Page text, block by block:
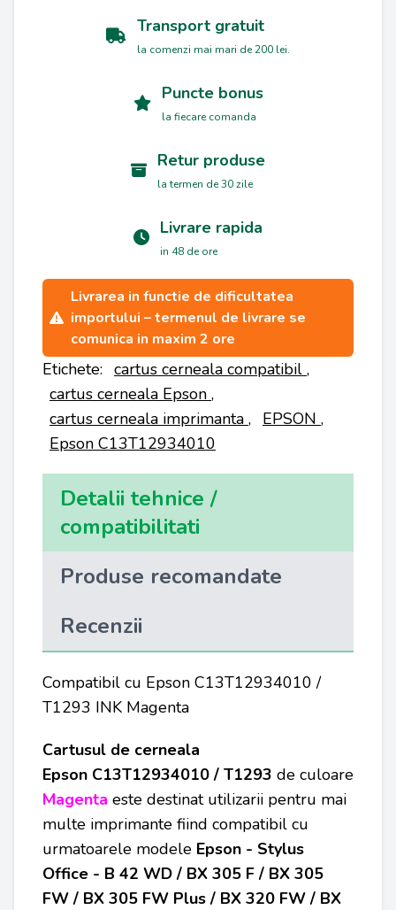
Transport gratuit
la comenzi mai mari de 200 lei.
Puncte bonus
la fiecare comanda
Retur produse
la termen de 30 zile
Livrare rapida
in 48 de ore
Livrarea in functie de dificultatea
importului – termenul de livrare se
comunica in maxim 2 ore
Etichete: cartus cerneala compatibil ,
cartus cerneala Epson ,
cartus cerneala imprimanta , EPSON ,
Epson C13T12934010
Detalii tehnice /
compatibilitati
Produse recomandate
Recenzii
Compatibil cu Epson C13T12934010 /
T1293 INK Magenta
Cartusul de cerneala
Epson C13T12934010 / T1293 de culoare
Magenta este destinat utilizarii pentru mai
multe imprimante fiind compatibil cu
urmatoarele modele Epson - Stylus
Office - B 42 WD / BX 305 F / BX 305
FW / BX 305 FW Plus / BX 320 FW / BX